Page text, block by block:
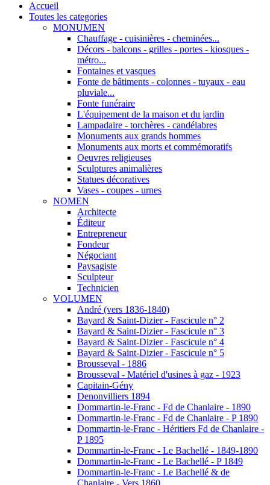
Accueil
Toutes les categories
MONUMEN
Chauffage - cuisinières - cheminées...
Décors - balcons - grilles - portes - kiosques -
métro...
Fontaines et vasques
Fonte de bâtiments - colonnes - tuyaux - eau
pluviale...
Fonte funéraire
L'équipement de la maison et du jardin
Lampadaire - torchères - candélabres
Monuments aux grands hommes
Monuments aux morts et commémoratifs
Oeuvres religieuses
Sculptures animalières
Statues décoratives
Vases - coupes - urnes
NOMEN
Architecte
Éditeur
Entrepreneur
Fondeur
Négociant
Paysagiste
Sculpteur
Technicien
VOLUMEN
André (vers 1836-1840)
Bayard & Saint-Dizier - Fascicule n° 2
Bayard & Saint-Dizier - Fascicule n° 3
Bayard & Saint-Dizier - Fascicule n° 4
Bayard & Saint-Dizier - Fascicule n° 5
Brousseval - 1886
Brousseval - Matériel d'usines à gaz - 1923
Capitain-Gény
Denonvilliers 1894
Dommartin-le-Franc - Fd de Chanlaire - 1890
Dommartin-le-Franc - Fd de Chanlaire - P 1890
Dommartin-le-Franc - Héritiers Fd de Chanlaire -
P 1895
Dommartin-le-Franc - Le Bachellé - 1849-1890
Dommartin-le-Franc - Le Bachellé - P 1849
Dommartin-le-Franc - Le Bachellé & de